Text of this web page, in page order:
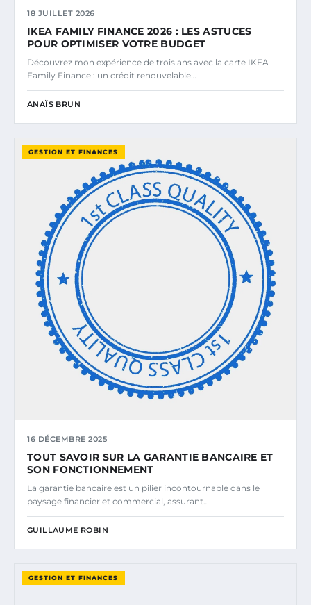
18 JUILLET 2026
IKEA FAMILY FINANCE 2026 : LES ASTUCES
POUR OPTIMISER VOTRE BUDGET
Découvrez mon expérience de trois ans avec la carte IKEA
Family Finance : un crédit renouvelable…
ANAÏS BRUN
GESTION ET FINANCES
16 DÉCEMBRE 2025
TOUT SAVOIR SUR LA GARANTIE BANCAIRE ET
SON FONCTIONNEMENT
La garantie bancaire est un pilier incontournable dans le
paysage financier et commercial, assurant…
GUILLAUME ROBIN
GESTION ET FINANCES